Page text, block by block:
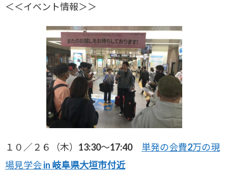
＜＜イベント情報＞＞
１０／２６（木）13:30〜17:40 単発の会費2万の現
場見学会 in 岐阜県大垣市付近